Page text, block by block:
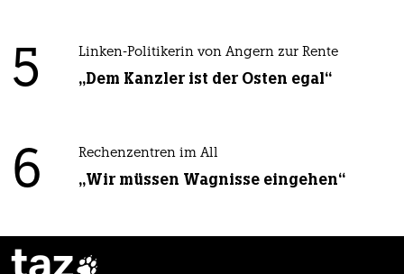
5 Linken-Politikerin von Angern zur Rente
„Dem Kanzler ist der Osten egal“
6 Rechenzentren im All
„Wir müssen Wagnisse eingehen“
